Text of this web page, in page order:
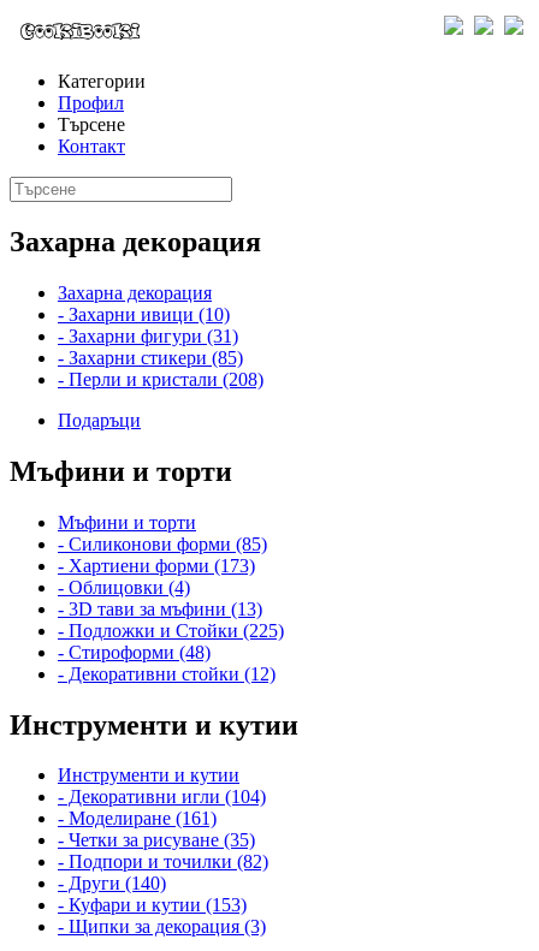
Категории
Профил
Търсене
Контакт
Захарна декорация
Захарна декорация
- Захарни ивици (10)
- Захарни фигури (31)
- Захарни стикери (85)
- Перли и кристали (208)
Подаръци
Мъфини и торти
Мъфини и торти
- Силиконови форми (85)
- Хартиени форми (173)
- Облицовки (4)
- 3D тави за мъфини (13)
- Подложки и Стойки (225)
- Стироформи (48)
- Декоративни стойки (12)
Инструменти и кутии
Инструменти и кутии
- Декоративни игли (104)
- Моделиране (161)
- Четки за рисуване (35)
- Подпори и точилки (82)
- Други (140)
- Куфари и кутии (153)
- Щипки за декорация (3)